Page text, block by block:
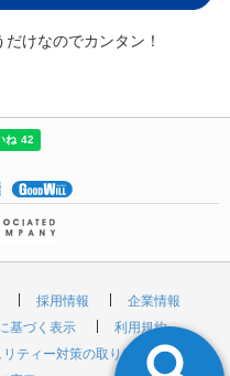
けなのでカンタン！
採用情報
企業情報
基づく表示
利用規約
リティー対策の取り組み